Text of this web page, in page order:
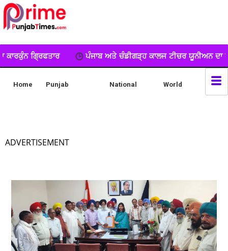
ਪੰਜਾਬ ਅਤੇ ਚੰਡੀਗੜ੍ਹ ਕਾਲਜ ਟੀਚਰ ਯੂਨੀਅਨ ਦਾ ਧਰਨਾ, ਕੀਤੀ ਨਾਅਰੇਬਾਜ਼ੀ
Home Punjab National World
ADVERTISEMENT